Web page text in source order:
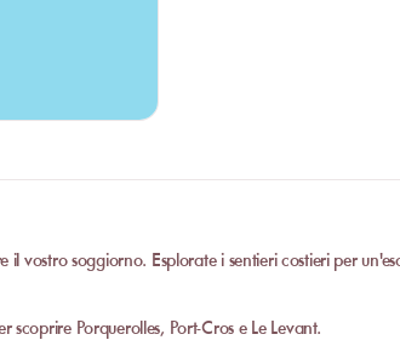
vostro soggiorno. Esplorate i sentieri costieri per
scoprire Porquerolles, Port-Cros e Le Levant.